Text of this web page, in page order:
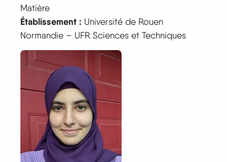
Matière
Établissement : Université de Rouen
Normandie – UFR Sciences et Techniques
Image